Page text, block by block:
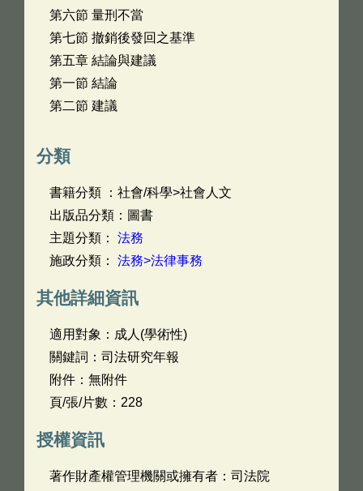
第六節 量刑不當
第七節 撤銷後發回之基準
第五章 結論與建議
第一節 結論
第二節 建議
分類
書籍分類 ：社會/科學>社會人文
出版品分類：圖書
主題分類： 法務
施政分類： 法務>法律事務
其他詳細資訊
適用對象：成人(學術性)
關鍵詞：司法研究年報
附件：無附件
頁/張/片數：228
授權資訊
著作財產權管理機關或擁有者：司法院